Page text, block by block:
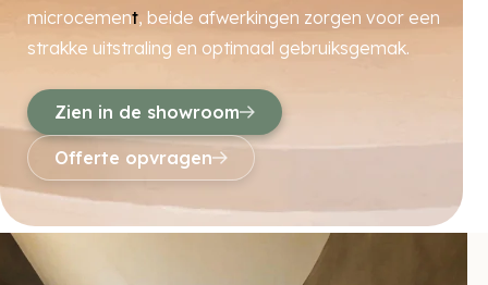
microcement, beide afwerkingen zorgen voor een
strakke uitstraling en optimaal gebruiksgemak.
Zien in de showroom
Offerte opvragen